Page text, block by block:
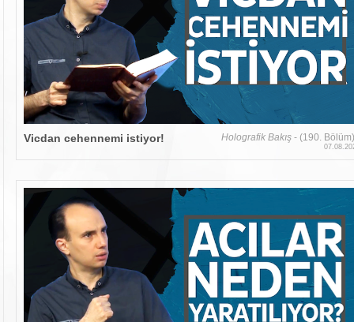
Vicdan cehennemi istiyor! Holografik Bakış - (190.